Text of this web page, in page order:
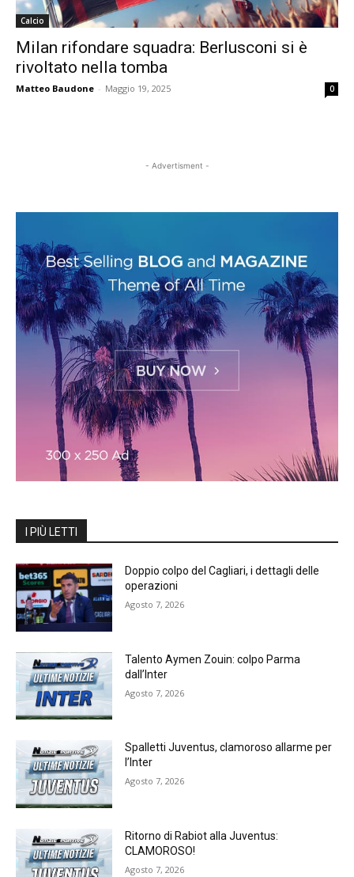
Calcio
Milan rifondare squadra: Berlusconi si è
rivoltato nella tomba
Matteo Baudone - Maggio 19, 2025 0
- Advertisment -
I PIÙ LETTI
Doppio colpo del Cagliari, i dettagli delle
operazioni
Agosto 7, 2026
Talento Aymen Zouin: colpo Parma
dall’Inter
Agosto 7, 2026
Spalletti Juventus, clamoroso allarme per
l’Inter
Agosto 7, 2026
Ritorno di Rabiot alla Juventus:
CLAMOROSO!
Agosto 7, 2026